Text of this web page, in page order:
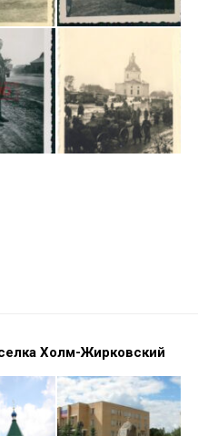
Холм-Жирковский